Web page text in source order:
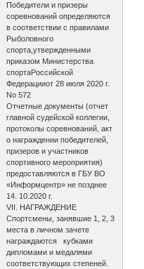
Победители и призеры
соревнований определяются
в соответствии с правилами
Рыболовного
спорта,утвержденными
приказом Министерства
спортаРоссийской
Федерацииот 28 июля 2020 г.
No 572
Отчетные документы (отчет
главной судейской коллегии,
протоколы соревнований, акт
о награждении победителей,
призеров и участников
спортивного мероприятия)
предоставляются в ГБУ ВО
«Информцентр» не позднее
14. 10.2020 г.
VII. НАГРАЖДЕНИЕ
Спортсмены, занявшие 1, 2, 3
места в личном зачете
награждаются кубками
дипломами и медалями
соответствующих степеней.